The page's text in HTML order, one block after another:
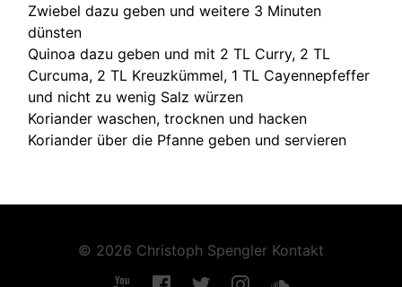
Zwiebel dazu geben und weitere 3 Minuten
dünsten
Quinoa dazu geben und mit 2 TL Curry, 2 TL
Curcuma, 2 TL Kreuzkümmel, 1 TL Cayennepfeffer
und nicht zu wenig Salz würzen
Koriander waschen, trocknen und hacken
Koriander über die Pfanne geben und servieren
© 2026 Christoph Spengler Kontakt